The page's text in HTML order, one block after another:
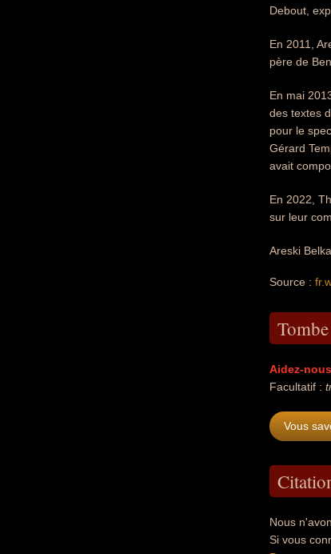
Debout,
En 2011,
père de
En mai
des textes
pour le
Gérard
avait
En 2022,
sur leur
Areski
Source :
Tombe
Aidez-nous
Facultatif :
Vous
Nous
Si vous